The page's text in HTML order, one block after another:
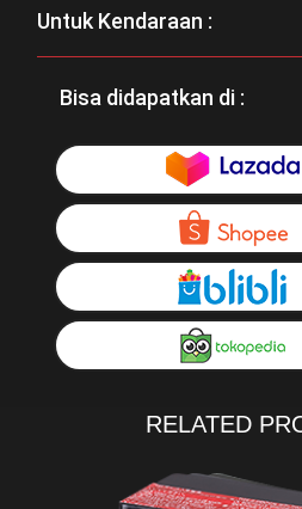
Untuk Kendaraan :
Bisa didapatkan di :
RELATED